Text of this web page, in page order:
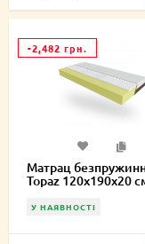
-2,482 грн.
Матрац
Topaz 120х190х20
У НАЯВНОСТІ